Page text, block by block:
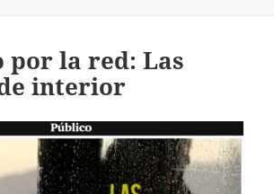
por la red: Las
interior